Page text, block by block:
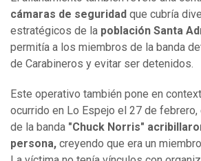
cámaras de seguridad que cubría
estratégicos de la población Santa
permitía a los miembros de la banda
de Carabineros y evitar ser detenidos.
Este operativo también pone en
ocurrido en Lo Espejo el 27 de
de la banda "Chuck Norris"
persona, creyendo que era un